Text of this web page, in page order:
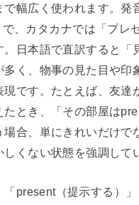
で幅広く使われます。発
で、カタカナでは「プレ
。日本語で直訳すると「
多く、物事の見た目や印
現です。たとえば、友達
たとき、「その部屋は
場合、単にきれいだけで
くない状態を強調して
「present（提示する）